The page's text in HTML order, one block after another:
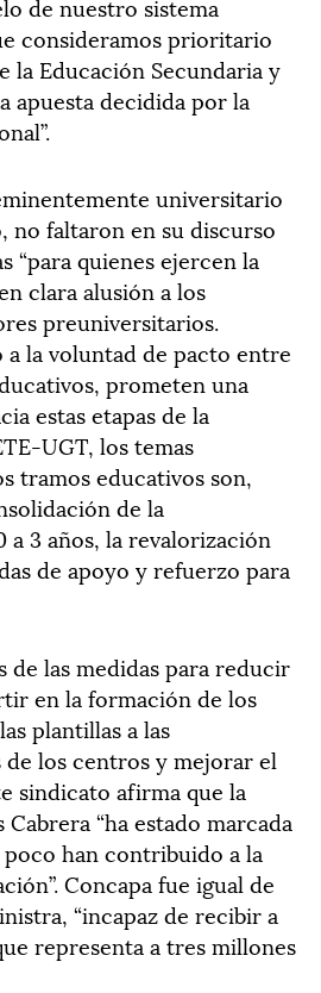
consideramos prioritario
la Educación Secundaria y
apuesta decidida por la
universitario
no faltaron en su discurso
“para quienes ejercen la
clara alusión a los
preuniversitarios.
a la voluntad de pacto entre
prometen una
estas etapas de la
UGT, los temas
tramos educativos son,
de la
a 3 años, la revalorización
de apoyo y refuerzo para
de las medidas para reducir
en la formación de los
plantillas a las
de los centros y mejorar el
sindicato afirma que la
“ha estado marcada
han contribuido a la
Concapa fue igual de
“incapaz de recibir a
representa a tres millones